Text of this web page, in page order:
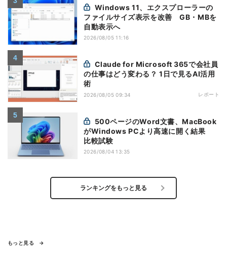
ファイルサイズ表示を改善 GB・MBを
自動表示へ
2026/08/05 11:16
の仕事はどう変わる？ 1日で見るAI活用
術
2026/08/05 09:34 レポート
がWindows PCより高速に開く結果
比較試験
2026/08/04 13:35
ランキングをもっと見る
もっと見る